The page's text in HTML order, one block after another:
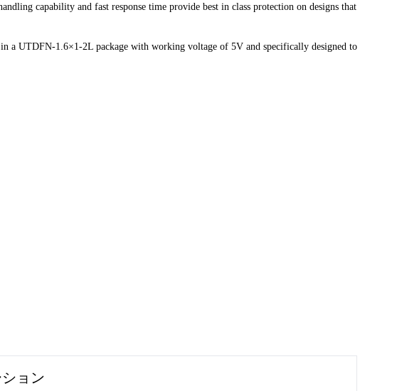
capability and fast response time provide best in class protection on designs that
a UTDFN-1.6×1-2L package with working voltage of 5V and specifically designed to
ョン